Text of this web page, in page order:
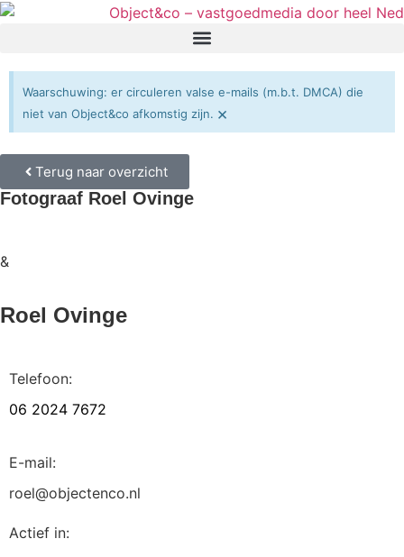
Waarschuwing: er circuleren valse e-mails (m.b.t. DMCA) die
niet van Object&co afkomstig zijn. ×
Terug naar overzicht
Fotograaf Roel Ovinge
&
Roel Ovinge
Telefoon:
06 2024 7672
E-mail:
roel@objectenco.nl
Actief in: